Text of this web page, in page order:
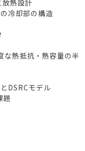
熱設計
冷却部の構造
熱抵抗・熱容量の半
DSRCモデル